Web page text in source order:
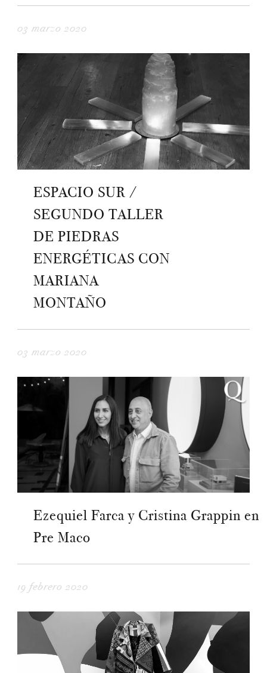
03 marzo 2020
ESPACIO SUR /
SEGUNDO TALLER
DE PIEDRAS
ENERGÉTICAS CON
MARIANA
MONTAÑO
03 marzo 2020
Ezequiel Farca y Cristina Grappin en
Pre Maco
19 febrero 2020